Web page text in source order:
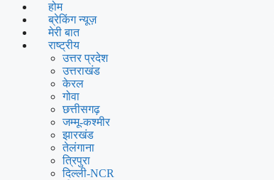
होम
ब्रेकिंग न्यूज़
मेरी बात
राष्ट्रीय
उत्तर प्रदेश
उत्तराखंड
केरल
गोवा
छत्तीसगढ़
जम्मू-कश्मीर
झारखंड
तेलंगाना
त्रिपुरा
दिल्ली-NCR